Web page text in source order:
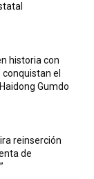
historia con
conquistan el
Gumdo
reinserción
de